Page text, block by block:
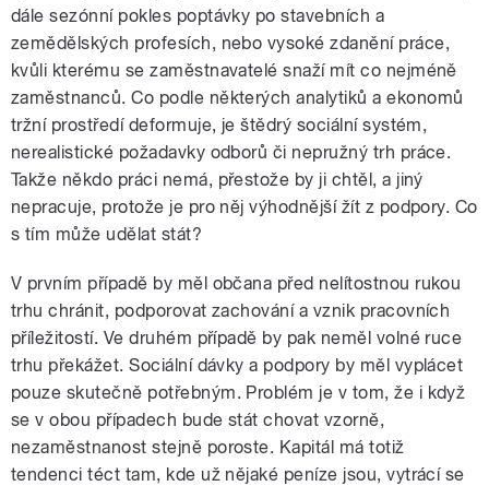
dále sezónní pokles poptávky po stavebních a
zemědělských profesích, nebo vysoké zdanění práce,
kvůli kterému se zaměstnavatelé snaží mít co nejméně
zaměstnanců. Co podle některých analytiků a ekonomů
tržní prostředí deformuje, je štědrý sociální systém,
nerealistické požadavky odborů či nepružný trh práce.
Takže někdo práci nemá, přestože by ji chtěl, a jiný
nepracuje, protože je pro něj výhodnější žít z podpory. Co
s tím může udělat stát?
V prvním případě by měl občana před nelítostnou rukou
trhu chránit, podporovat zachování a vznik pracovních
příležitostí. Ve druhém případě by pak neměl volné ruce
trhu překážet. Sociální dávky a podpory by měl vyplácet
pouze skutečně potřebným. Problém je v tom, že i když
se v obou případech bude stát chovat vzorně,
nezaměstnanost stejně poroste. Kapitál má totiž
tendenci téct tam, kde už nějaké peníze jsou, vytrácí se